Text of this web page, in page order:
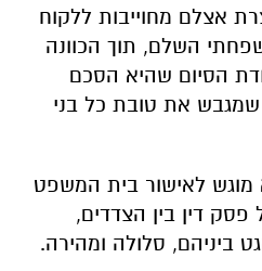
אצלם מחוייבות ללקוח
השלם, תוך הכוונה
הסיום שהיא הסכם
שמגבש את טובת כל בני
לאישור בית המשפט
דין בין הצדדים,
ביניהם, סלולה ומהירה.